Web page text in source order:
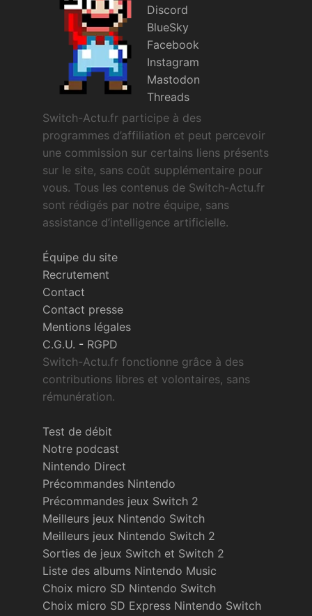
Discord
BlueSky
Facebook
Instagram
Mastodon
Threads
Switch-Actu.fr participe à des
programmes d’affiliation et peut percevoir
une commission sur certains liens présents
sur le site, sans coût supplémentaire pour
vous. Tous les contenus de Switch-Actu.fr
sont rédigés par notre équipe, sans
assistance d’intelligence artificielle.
Équipe du site
Recrutement
Contact
Contact presse
Mentions légales
C.G.U. - RGPD
Switch-Actu.fr fonctionne grâce à des
contributions libres et volontaires, sans
rémunération.
Test de débit
Notre podcast
Nintendo Direct
Précommandes Nintendo
Précommandes jeux Switch 2
Meilleurs jeux Nintendo Switch
Meilleurs jeux Nintendo Switch 2
Sorties de jeux Switch et Switch 2
Liste des albums Nintendo Music
Choix micro SD Nintendo Switch
Choix micro SD Express Nintendo Switch